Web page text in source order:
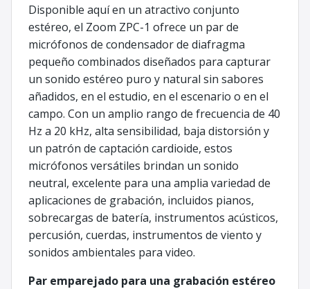
Disponible aquí en un atractivo conjunto
estéreo, el Zoom ZPC-1 ofrece un par de
micrófonos de condensador de diafragma
pequeño combinados diseñados para capturar
un sonido estéreo puro y natural sin sabores
añadidos, en el estudio, en el escenario o en el
campo. Con un amplio rango de frecuencia de 40
Hz a 20 kHz, alta sensibilidad, baja distorsión y
un patrón de captación cardioide, estos
micrófonos versátiles brindan un sonido
neutral, excelente para una amplia variedad de
aplicaciones de grabación, incluidos pianos,
sobrecargas de batería, instrumentos acústicos,
percusión, cuerdas, instrumentos de viento y
sonidos ambientales para video.
Par emparejado para una grabación estéreo